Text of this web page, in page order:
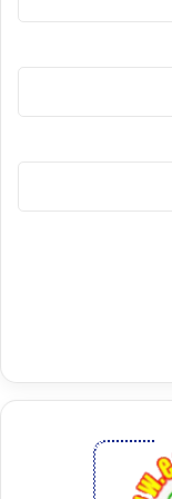
باره زنده بودن شهيد نزد
تَسْرَحُ مِنَ الْجَنََّةِ حَيْثُ
فَقَالَ: هَلْ تَشْتَهونَ
شِئْنا؟ فَفَعَلَ ذلِكَ بِهِمْ
فَلَمّا رَأي أنْ لَيْسَ لَهُمْ
داراي چراغدان هايي